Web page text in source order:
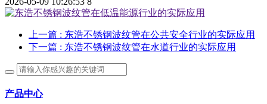
上一篇 : 东浩不锈钢波纹管在公共安全行业的实际应用
下一篇 : 东浩不锈钢波纹管在水道行业的实际应用
产品中心